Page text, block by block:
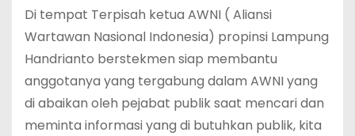
Di tempat Terpisah ketua AWNI ( Aliansi
Wartawan Nasional Indonesia) propinsi Lampung
Handrianto berstekmen siap membantu
anggotanya yang tergabung dalam AWNI yang
di abaikan oleh pejabat publik saat mencari dan
meminta informasi yang di butuhkan publik, kita